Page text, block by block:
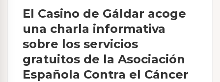
El Casino de Gáldar acoge
una charla informativa
sobre los servicios
gratuitos de la Asociación
Española Contra el Cáncer